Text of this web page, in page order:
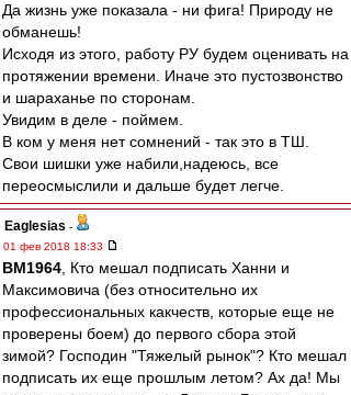
Да жизнь уже показала - ни фига! Природу не
обманешь!
Исходя из этого, работу РУ будем оценивать на
протяжении времени. Иначе это пустозвонство
и шараханье по сторонам.
Увидим в деле - поймем.
В ком у меня нет сомнений - так это в ТШ.
Свои шишки уже набили,надеюсь, все
переосмыслили и дальше будет легче.
Eaglesias -
01 фев 2018 18:33
BM1964 , Кто мешал подписать Ханни и
Максимовича (без относительно их
профессиональных какчеств, которые еще не
проверены боем) до первого сбора этой
зимой? Господин "Тяжелый рынок"? Кто мешал
подписать их еще прошлым летом? Ах да! Мы